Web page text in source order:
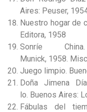
Aires: Peuser,
Nuestro hogar de
Editora, 1958
Sonríe
Munick, 1958.
Juego limpio.
Doña Jimena
lo. Buenos Aires:
Fábulas del